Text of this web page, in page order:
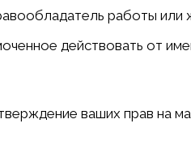
работы или
действовать от
ваших прав на